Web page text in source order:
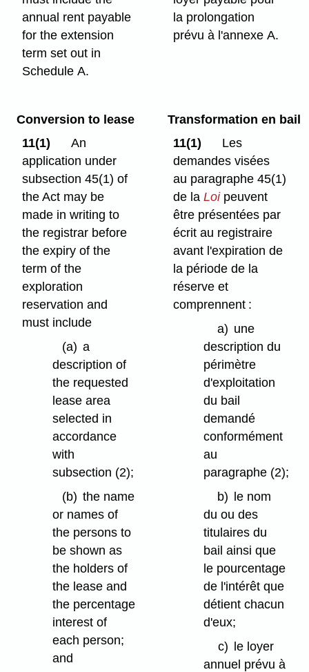
annual rent payable
for the extension
term set out in
Schedule A.
la prolongation
prévu à l'annexe A.
Conversion to lease
11(1)
An
application under
subsection 45(1) of
the Act may be
made in writing to
the registrar before
the expiry of the
term of the
exploration
reservation and
must include
(a) a
description of
the requested
lease area
selected in
accordance
with
subsection (2);
(b) the name
or names of
the persons to
be shown as
the holders of
the lease and
the percentage
interest of
each person;
and
Transformation en bail
11(1)
Les
demandes visées
au paragraphe 45(1)
de laLoi peuvent
être présentées par
écrit au registraire
avant l'expiration de
la période de la
réserve et
comprennent :
a) une
description du
périmètre
d'exploitation
du bail
demandé
conformément
au
paragraphe (2);
b)
le nom
du ou des
titulaires du
bail ainsi que
le pourcentage
de l'intérêt que
détient chacun
d'eux;
c) le loyer
annuel prévu à